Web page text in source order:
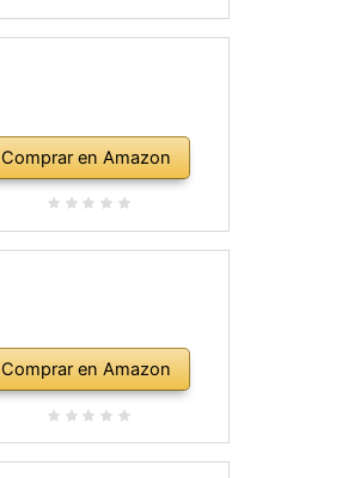
Comprar en Amazon
Comprar en Amazon